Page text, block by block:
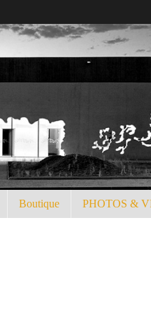
Boutique PHOTOS &